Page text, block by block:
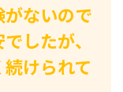
ないので
したが、
けられて